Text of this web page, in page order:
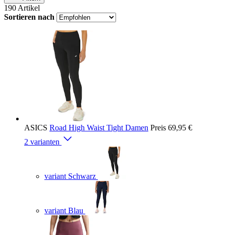
190 Artikel
Sortieren nach
ASICS Road High Waist Tight Damen Preis 69,95 €
2 varianten
variant Schwarz
variant Blau